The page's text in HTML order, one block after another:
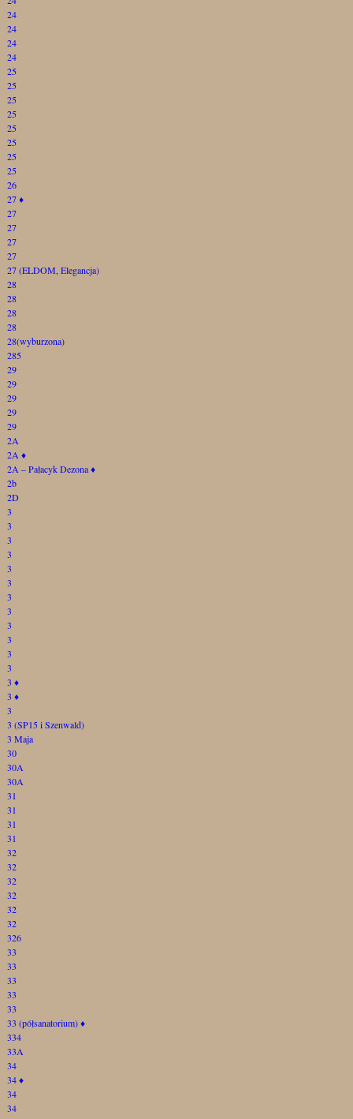
24
24
24
24
25
25
25
25
25
25
25
25
26
27♦
27
27
27
27
27 (ELDOM, Elegancja)
28
28
28
28
28(wyburzona)
285
29
29
29
29
29
2A
2A ♦
2A – Pałacyk Dezona♦
2b
2D
3
3
3
3
3
3
3
3
3
3
3
3
3 ♦
3 ♦
3
3 (SP15 i Szenwald)
3 Maja
30
30A
30A
31
31
31
31
32
32
32
32
32
32
326
33
33
33
33
33
33 (półsanatorium)♦
334
33A
34
34♦
34
34